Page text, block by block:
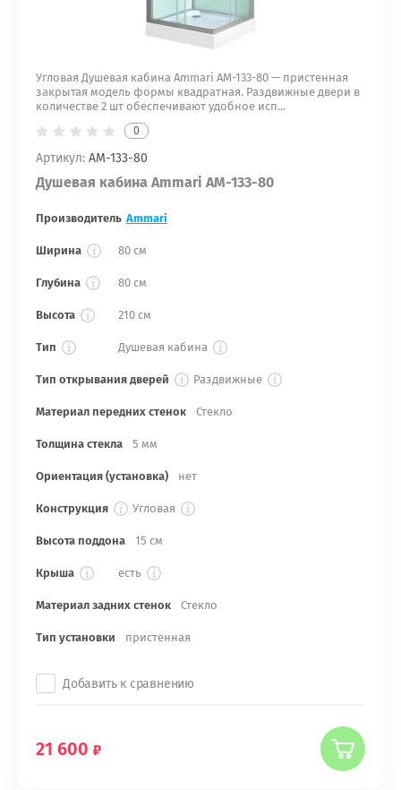
Угловая Душевая кабина Ammari AM-133-80 — пристенная
закрытая модель формы квадратная. Раздвижные двери в
количестве 2 шт обеспечивают удобное исп...
0
Артикул: AM-133-80
Душевая кабина Ammari AM-133-80
Производитель Ammari
Ширина 80 см
Глубина 80 см
Высота 210 см
Тип Душевая кабина
Тип открывания дверей Раздвижные
Материал передних стенок Стекло
Толщина стекла 5 мм
Ориентация (установка) нет
Конструкция Угловая
Высота поддона 15 см
Крыша есть
Материал задних стенок Стекло
Тип установки пристенная
Добавить к сравнению
21 600